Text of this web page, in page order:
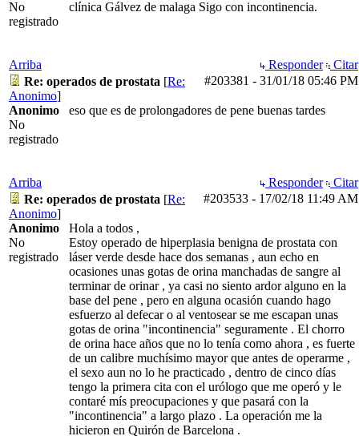
No
registrado
clínica Gálvez de malaga Sigo con incontinencia.
Arriba Responder
Citar
#203381 - 31/01/18 05:46 PM
Re: operados de prostata [Re:
Anonimo]
Anonimo
No
registrado
eso que es de prolongadores de pene buenas tardes
Arriba Responder
Citar
#203533 - 17/02/18 11:49 AM
Re: operados de prostata [Re:
Anonimo]
Anonimo
No
registrado
Hola a todos ,
Estoy operado de hiperplasia benigna de prostata con
láser verde desde hace dos semanas , aun echo en
ocasiones unas gotas de orina manchadas de sangre al
terminar de orinar , ya casi no siento ardor alguno en la
base del pene , pero en alguna ocasión cuando hago
esfuerzo al defecar o al ventosear se me escapan unas
gotas de orina "incontinencia" seguramente . El chorro
de orina hace años que no lo tenía como ahora , es fuerte
de un calibre muchísimo mayor que antes de operarme ,
el sexo aun no lo he practicado , dentro de cinco días
tengo la primera cita con el urólogo que me operó y le
contaré mís preocupaciones y que pasará con la
"incontinencia" a largo plazo . La operación me la
hicieron en Quirón de Barcelona .